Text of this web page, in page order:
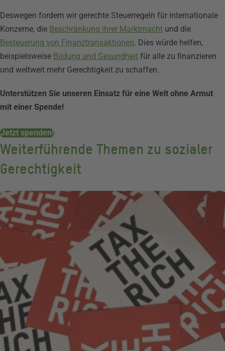
Deswegen fordern wir gerechte Steuerregeln für internationale
Konzerne, die Beschränkung ihrer Marktmacht und die
Besteuerung von Finanztransaktionen. Dies würde helfen,
beispielsweise Bildung und Gesundheit für alle zu finanzieren
und weltweit mehr Gerechtigkeit zu schaffen.
Unterstützen Sie unseren Einsatz für eine Welt ohne Armut
mit einer Spende!
Jetzt spenden!
Weiterführende Themen zu sozialer
Gerechtigkeit
Vermögenssteuer